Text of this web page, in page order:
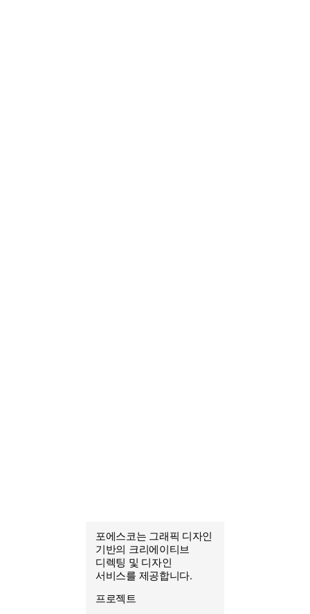
포에스코는 그래픽 디자인
기반의 크리에이티브
디렉팅 및 디자인
서비스를 제공합니다.
프로젝트
포에스코
조열음
그래픽 디자이너